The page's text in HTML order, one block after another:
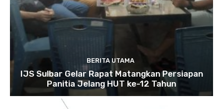
BERITA UTAMA
IJS Sulbar Gelar Rapat Matangkan Persiapan
Panitia Jelang HUT ke-12 Tahun